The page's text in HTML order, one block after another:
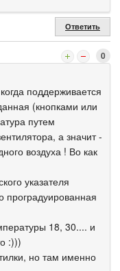
Ответить
0
поддерживается
(кнопками или
путем
а значит -
воздуха ! Во как
указателя
18, 30.... и
:)))
но там именно